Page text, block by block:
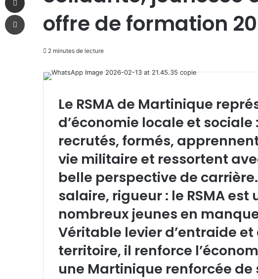
offre de formation
2 minutes de lecture
Le RSMA de Martinique
d’économie locale et sociale
recrutés, formés,
vie militaire et ressortent
belle perspective de
salaire, rigueur : le RSMA
nombreux jeunes en
Véritable levier d’entraide et
territoire, il renforce
une Martinique renforcée de